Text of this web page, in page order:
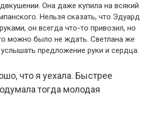
Она даже купила на всякий
Нельзя сказать, что Эдуард
он всегда что-то привозил, но
можно было не ждать. Светлана же
предложение руки и сердца.
что я уехала. Быстрее
тогда молодая